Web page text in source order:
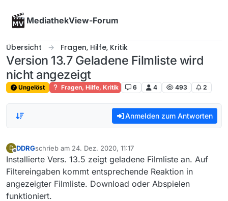
MediathekView-Forum
Übersicht Fragen, Hilfe, Kritik
Version 13.7 Geladene Filmliste wird
nicht angezeigt
Ungelöst Fragen, Hilfe, Kritik 6 4 493 2
Anmelden zum Antworten
D
Offline
DDRGschrieb am 24. Dez. 2020, 11:17
zuletzt editiert von
Installierte Vers. 13.5 zeigt geladene Filmliste an. Auf
Filtereingaben kommt entsprechende Reaktion in
angezeigter Filmliste. Download oder Abspielen
funktioniert.